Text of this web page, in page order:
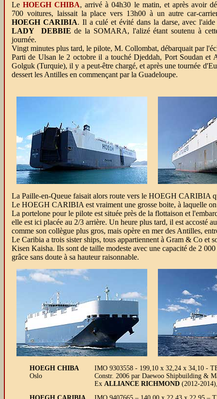
LeHOEGH CHIBA, arrivé à 04h30 le matin, et après avoir
700 voitures, laissait la place vers 13h00 à un autre car-
HOEGH CARIBIA. Il a culé et évité dans la darse, avec
LADY DEBBIE de la SOMARA, l'alizé étant soutenu à
journée.
Vingt minutes plus tard, le pilote, M. Collombat, débarquait par
Parti de Ulsan le 2 octobre il a touché Djeddah, Port Soudan et
Golguk (Turquie), il y a peut-être chargé, et après une tournée
dessert les Antilles en commençant par la Guadeloupe.
La Paille-en-Queue faisait alors route vers le HOEGH CARIBIA
Le HOEGH CARIBIA est vraiment une grosse boite, à laquelle
La portelone pour le pilote est située près de la flottaison et
elle est ici placée au 2/3 arrière. Un heure plus tard, il est accosté
comme son collègue plus gros, mais opère en mer des Antilles,
Le Caribia a trois sister ships, tous appartiennent à Gram & Co et
Kisen Kaisha. Ils sont de taille modeste avec une capacité de 2
grâce sans doute à sa hauteur raisonnable.
HOEGH CHIBA
Oslo
IMO 9303558 - 199,10 x 32,24 x 34,10 -
Constr. 2006 par Daewoo Shipbuilding &
Ex ALLIANCE RICHMOND (2012-